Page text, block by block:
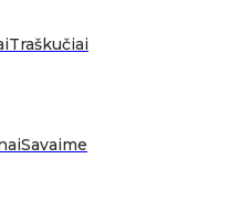
Traškučiai
Savaime